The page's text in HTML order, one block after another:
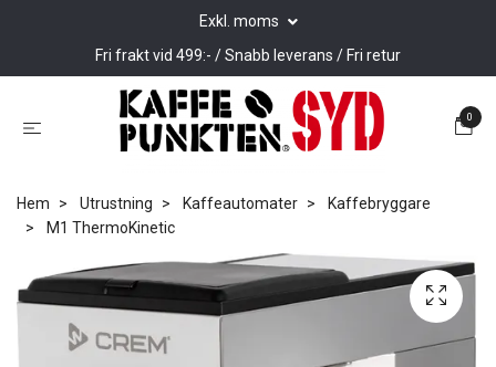
Exkl. moms
Fri frakt vid 499:- / Snabb leverans / Fri retur
0
Hem Utrustning Kaffeautomater
Kaffebryggare
M1 ThermoKinetic